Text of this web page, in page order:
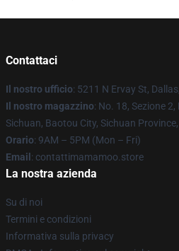
Contattaci
Il nostro ufficio: 5211 N Ervay St,
Il nostro magazzino: No. 18, Sezione
Sichuan, Baotou City, Sichuan Province,
Orario: 9AM – 5PM (Mon – Fri)
Email : contattimamamoo.store
La nostra azienda
Su di noi
Termini e condizioni
Informativa sulla privacy